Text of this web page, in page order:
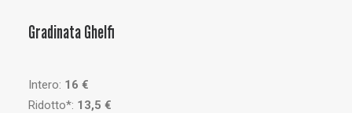
Gradinata Ghelfi
Intero: 16 €
Ridotto*: 13,5 €